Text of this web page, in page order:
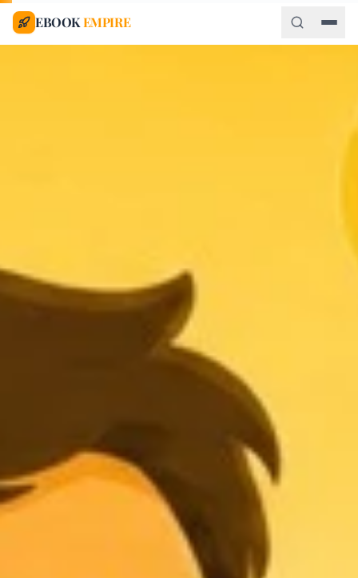
EBOOKEMPIRE